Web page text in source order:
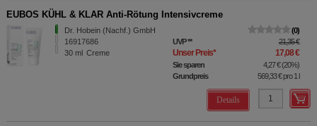
EUBOS KÜHL & KLAR Anti-Rötung Intensivcreme
Dr. Hobein (Nachf.) GmbH
16917686
30 ml Creme
0
UVP** 21,35 €
Unser Preis* 17,08 €
Sie sparen 4,27 €(20%)
Grundpreis
569,33 €pro 1 l
Details